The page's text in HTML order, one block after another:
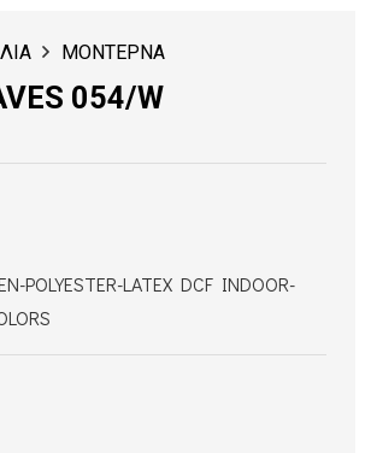
ΜΟΝΤΕΡΝΑ
054/W
POLYESTER-LATEX DCF INDOOR-